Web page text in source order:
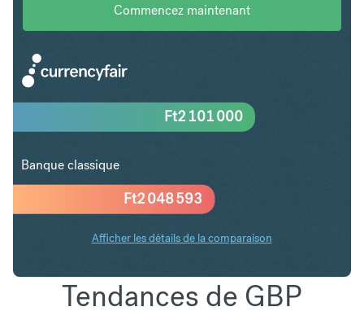
Commencez maintenant
Ft2 048 593
Ft2 101 000
Banque classique
Afficher les détails de la comparaison
Tendances de GBP